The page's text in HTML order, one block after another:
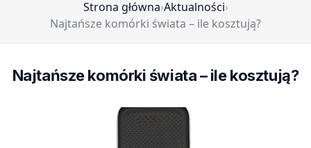
Strona główna›Aktualności›
Najtańsze komórki świata – ile kosztują?
Najtańsze komórki świata – ile kosztują?